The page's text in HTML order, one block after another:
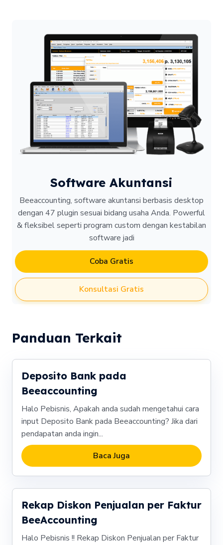
Software Akuntansi
Beeaccounting, software akuntansi berbasis desktop
dengan 47 plugin sesuai bidang usaha Anda. Powerful
& fleksibel seperti program custom dengan kestabilan
software jadi
Coba Gratis
Konsultasi Gratis
Panduan Terkait
Deposito Bank pada
Beeaccounting
Halo Pebisnis, Apakah anda sudah mengetahui cara
input Deposito Bank pada Beeaccounting? Jika dari
pendapatan anda ingin...
Baca Juga
Rekap Diskon Penjualan per Faktur
BeeAccounting
Halo Pebisnis !! Rekap Diskon Penjualan per Faktur